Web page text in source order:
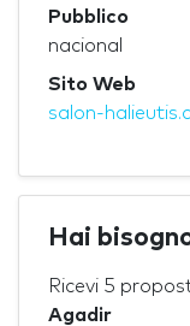
Pubblico
nacional
Sito Web
salon-
Hai
Ricevi 5
Agadir